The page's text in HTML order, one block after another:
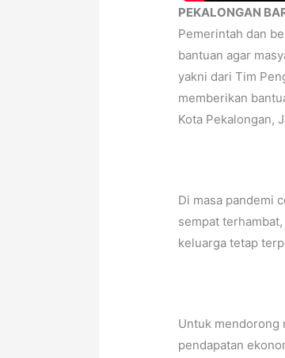
PEKALONGAN
Pemerintah dan
bantuan agar
yakni dari Tim
memberikan
Kota Pekalongan,
Di masa pandemi
sempat
keluarga tetap
Untuk mendorong
pendapatan